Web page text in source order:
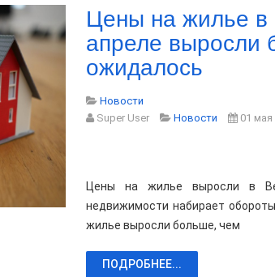
Цены на жилье в
апреле выросли
ожидалось
Новости
Super User
Новости 01 мая
Цены на жилье выросли в
недвижимости набирает
жилье выросли больше, чем
ПОДРОБНЕЕ...